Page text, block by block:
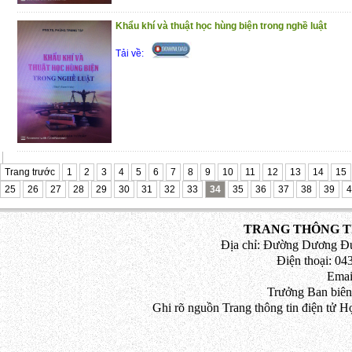
Khẩu khí và thuật học hùng biện trong nghề luật
Tải về:
Trang trước 1 2 3 4 5 6 7 8 9 10 11 12 13 14
15
25
26 27 28 29 30 31 32 33 34 35 36 37 38 39
TRANG THÔNG
Địa chỉ: Đường Dương
Điện thoại:
Trưởng Ban
Ghi rõ nguồn Trang thông tin điện tử